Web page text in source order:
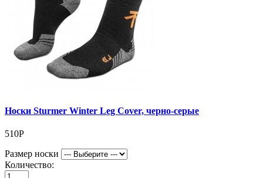
Носки Sturmer Winter Leg Cover, черно-серые
510Р
Размер носки
Количество: